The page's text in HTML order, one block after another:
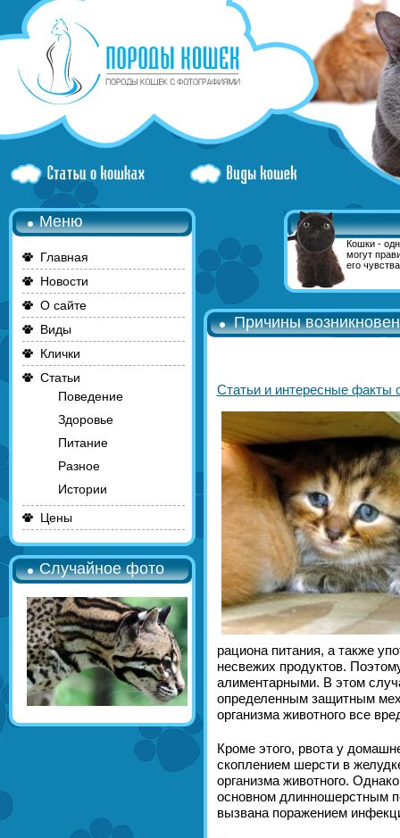
Меню
Главная
Новости
О сайте
Виды
Клички
Статьи
Поведение
Здоровье
Питание
Разное
Истории
Цены
Случайное фото
Кошки -
могут
его
Причины
Статьи и интересные факты
рациона питания, а также
несвежих продуктов.
алиментарными. В этом
определенным защитным
организма животного все
Кроме этого, рвота у
скоплением шерсти в
организма животного.
основном длинношерстным
вызвана поражением